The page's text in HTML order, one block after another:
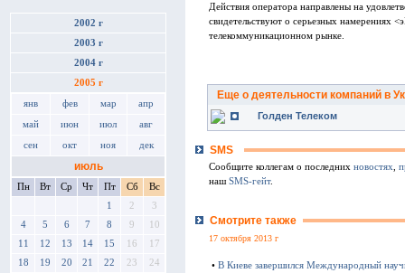
2002 г
2003 г
2004 г
2005 г
янв фев мар апр
май июн июл авг
сен окт ноя дек
июль
Пн Вт Ср Чт Пт Сб
Вс
1
2
3
4
5 6 7 8 9
10
11
12 13 14 15 16
17
18
19 20 21 22 23 24
Действия оператора направлены на
свидетельствуют о серьезных намерениях
телекоммуникационном рынке.
Еще о деятельности компаний в
Голден Телеком
SMS
Сообщите коллегам о последних новостях,
нашSMS-гейт.
Смотрите также
17 октября 2013 г
• В Киеве завершился Международный